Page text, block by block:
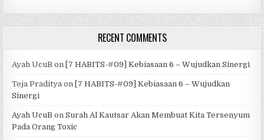
RECENT COMMENTS
Ayah UcuB on [7 HABITS-#09] Kebiasaan 6 – Wujudkan Sinergi
Teja Praditya on [7 HABITS-#09] Kebiasaan 6 – Wujudkan
Sinergi
Ayah UcuB onSurah Al Kautsar Akan Membuat Kita Tersenyum
Pada Orang Toxic